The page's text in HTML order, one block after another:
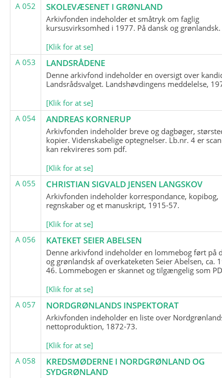
A 052
SKOLEVÆSENET I GRØNLAND
Arkivfonden indeholder et småtryk om faglig
kursusvirksomhed i 1977. På dansk og grønlandsk.
[Klik for at se]
A 053
LANDSRÅDENE
Denne arkivfond indeholder en oversigt over
Landsrådsvalget. Landshøvdingens meddelelse,
[Klik for at se]
A 054
ANDREAS KORNERUP
Arkivfonden indeholder breve og dagbøger,
kopier. Videnskabelige optegnelser. Lb.nr. 4 er
kan rekvireres som pdf.
[Klik for at se]
A 055
CHRISTIAN SIGVALD JENSEN LANGSKOV
Arkivfonden indeholder korrespondance, kopibog,
regnskaber og et manuskript, 1915-57.
[Klik for at se]
A 056
KATEKET SEIER ABELSEN
Denne arkivfond indeholder en lommebog ført på
og grønlandsk af overkateketen Seier Abelsen, ca.
46. Lommebogen er skannet og tilgængelig som
[Klik for at se]
A 057
NORDGRØNLANDS INSPEKTORAT
Arkivfonden indeholder en liste over
nettoproduktion, 1872-73.
[Klik for at se]
A 058
KREDSMØDERNE I NORDGRØNLAND OG
SYDGRØNLAND